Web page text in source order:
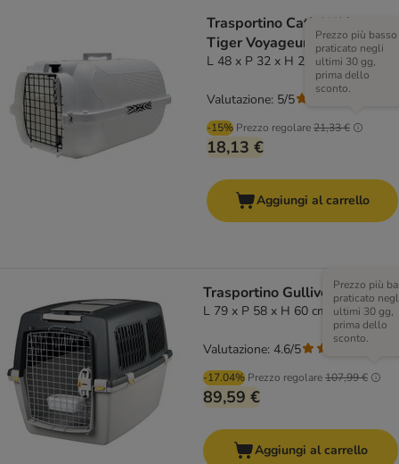
Trasportino Catit White
Tiger Voyageur White
L 48 x P 32 x H 28 cm
-15% Prezzo regolare21,33 €
Prezzo più basso
praticato negli
ultimi 30 gg,
prima dello
sconto.
18,13 €
Valutazione: 5/5
Aggiungi al carrello
Trasportino Gulliver Trixie
L 79 x P 58 x H 60 cm
-17.04% Prezzo regolare107,99 €
Prezzo più
praticato
ultimi 30 gg,
prima dello
sconto.
89,59 €
Valutazione: 4.6/5
Aggiungi al carrello